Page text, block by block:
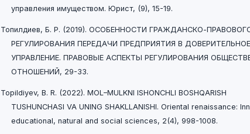
управления имуществом. Юрист, (9), 15-19.
Топилдиев, Б. Р. (2019). ОСОБЕННОСТИ ГРАЖДАНСКО-
РЕГУЛИРОВАНИЯ ПЕРЕДАЧИ ПРЕДПРИЯТИЯ В ДОВЕРИТЕЛЬНОЕ
УПРАВЛЕНИЕ. ПРАВОВЫЕ АСПЕКТЫ РЕГУЛИРОВАНИЯ
ОТНОШЕНИЙ, 29-33.
Topildiyev, B. R. (2022). MOL–MULKNI ISHONCHLI BOSHQARISH
TUSHUNCHASI VA UNING SHAKLLANISHI. Oriental renaissance:
educational, natural and social sciences, 2(4), 998-1008.